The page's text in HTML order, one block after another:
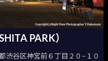
PARK）
渋谷区神宮前６丁目２０−１０